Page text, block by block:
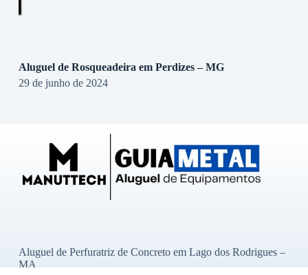
Aluguel de Rosqueadeira em Perdizes – MG
29 de junho de 2024
Aluguel de Perfuratriz de Concreto em Lago dos Rodrigues –
MA